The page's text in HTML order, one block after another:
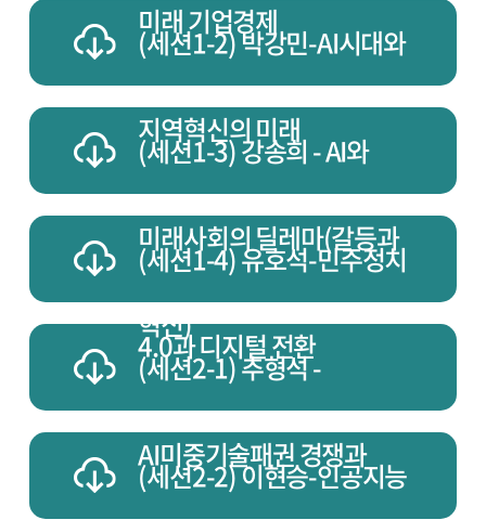
미래 기업경제
(세션1-2) 박강민-AI시대와
지역혁신의 미래
(세션1-3) 강송희 - AI와
미래사회의 딜레마(갈등과
혁신)
(세션1-4) 유호석-민주정치
4.0과 디지털 전환
(세션2-1) 추형석 -
AI미중기술패권 경쟁과
(세션2-2) 이현승-인공지능